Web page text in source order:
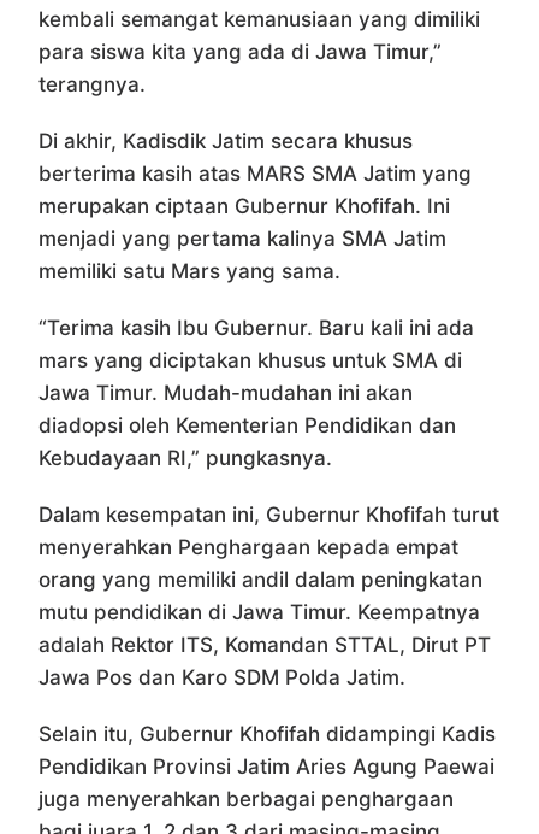
kembali semangat kemanusiaan yang dimiliki
para siswa kita yang ada di Jawa Timur,”
terangnya.
Di akhir, Kadisdik Jatim secara khusus
berterima kasih atas MARS SMA Jatim yang
merupakan ciptaan Gubernur Khofifah. Ini
menjadi yang pertama kalinya SMA Jatim
memiliki satu Mars yang sama.
“Terima kasih Ibu Gubernur. Baru kali ini ada
mars yang diciptakan khusus untuk SMA di
Jawa Timur. Mudah-mudahan ini akan
diadopsi oleh Kementerian Pendidikan dan
Kebudayaan RI,” pungkasnya.
Dalam kesempatan ini, Gubernur Khofifah turut
menyerahkan Penghargaan kepada empat
orang yang memiliki andil dalam peningkatan
mutu pendidikan di Jawa Timur. Keempatnya
adalah Rektor ITS, Komandan STTAL, Dirut PT
Jawa Pos dan Karo SDM Polda Jatim.
Selain itu, Gubernur Khofifah didampingi Kadis
Pendidikan Provinsi Jatim Aries Agung Paewai
juga menyerahkan berbagai penghargaan